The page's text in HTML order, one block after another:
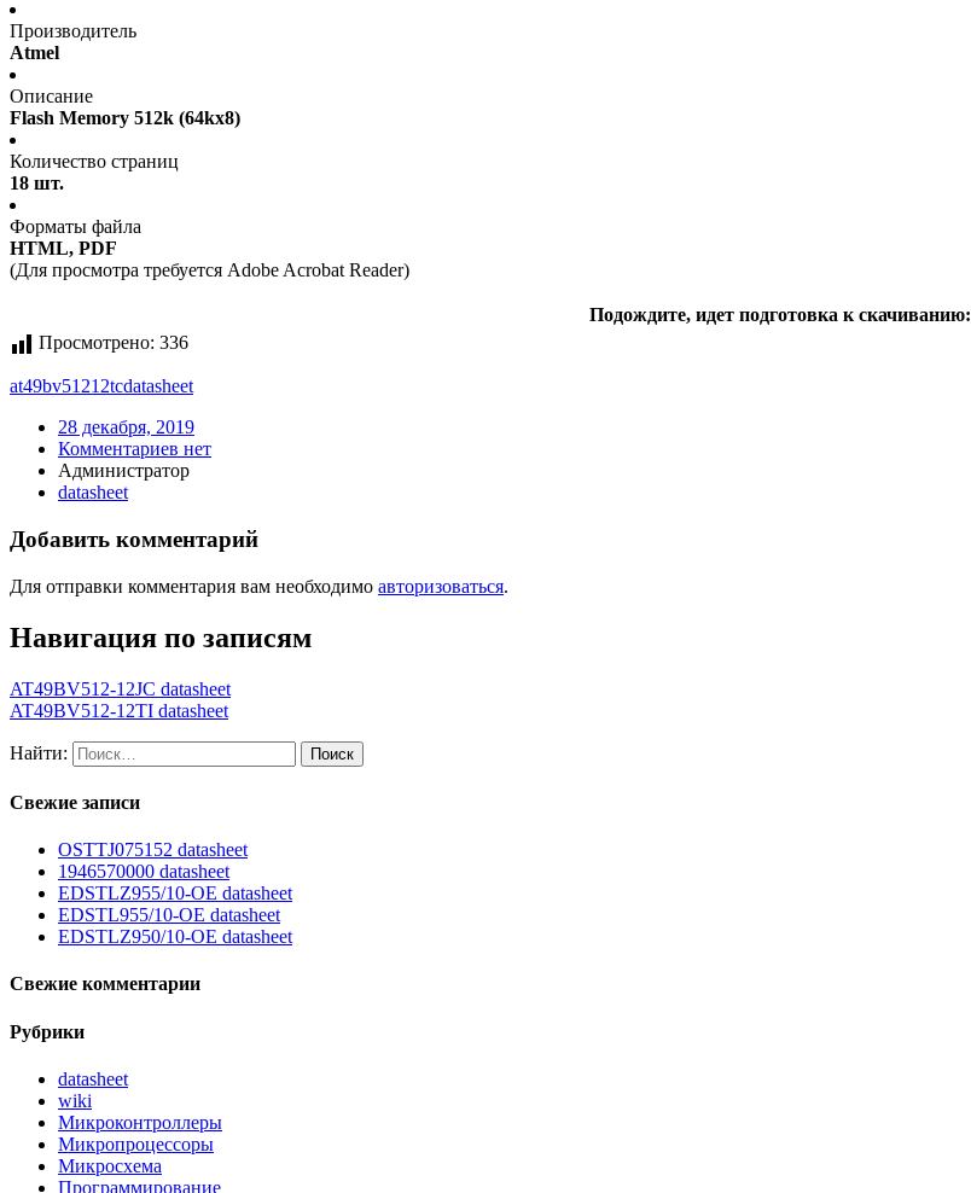
Производитель
Atmel
Описание
Flash Memory 512k (64kx8)
Количество страниц
18 шт.
Форматы файла
HTML, PDF
(Для просмотра требуется Adobe Acrobat Reader)
Подождите, идет подготовка к скачиванию:
Просмотрено: 336
at49bv51212tcdatasheet
28 декабря, 2019
Комментариев нет
Администратор
datasheet
Добавить комментарий
Для отправки комментария вам необходимо авторизоваться.
Навигация по записям
AT49BV512-12JC datasheet
AT49BV512-12TI datasheet
Найти:
Свежие записи
OSTTJ075152 datasheet
1946570000 datasheet
EDSTLZ955/10-OE datasheet
EDSTL955/10-OE datasheet
EDSTLZ950/10-OE datasheet
Свежие комментарии
Рубрики
datasheet
wiki
Микроконтроллеры
Микропроцессоры
Микросхема
Программирование